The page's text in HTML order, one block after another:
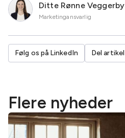
Ditte Rønne Veggerby
Marketingansvarlig
Følg os på LinkedIn Del artikel
Flere nyheder